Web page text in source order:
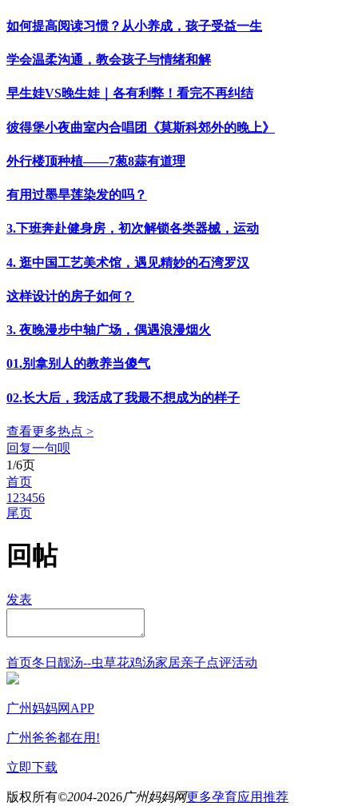
如何提高阅读习惯？从小养成，孩子受益一生
学会温柔沟通，教会孩子与情绪和解
早生娃VS晚生娃｜各有利弊！看完不再纠结
彼得堡小夜曲室内合唱团《莫斯科郊外的晚上》
外行楼顶种植——7葱8蒜有道理
有用过墨旱莲染发的吗？
3.下班奔赴健身房，初次解锁各类器械，运动
4. 逛中国工艺美术馆，遇见精妙的石湾罗汉
这样设计的房子如何？
3. 夜晚漫步中轴广场，偶遇浪漫烟火
01.别拿别人的教养当傻气
02.长大后，我活成了我最不想成为的样子
查看更多热点 >
回复一句呗
1/6页
首页
1 23456
尾页
回帖
发表
首页冬日靓汤--虫草花鸡汤家居亲子点评活动
广州妈妈网APP
广州爸爸都在用!
立即下载
版权所有©2004-2026广州妈妈网更多孕育应用推荐